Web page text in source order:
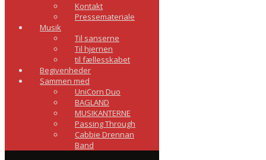
Kontakt
Pressemateriale
Musik
Til sanserne
Til hjernen
til fællesskabet
Begivenheder
Sammen med
UniCorn Duo
BAGLAND
MUSIKANTERNE
Passing Through
Cabbie Drennan
Band